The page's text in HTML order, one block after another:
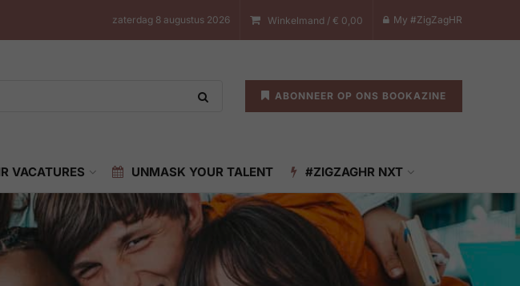
zaterdag 8 augustus 2026 Winkelmand / € 0,00 My #ZigZagHR
ABONNEER OP ONS BOOKAZINE
VACATURES UNMASK YOUR TALENT #ZIGZAGHR NXT